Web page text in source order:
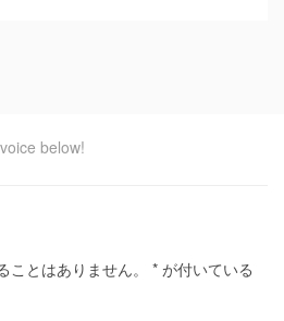
below!
とはありません。 * が付いている